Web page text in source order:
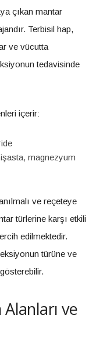
çıkan mantar
Terbisil hap,
ve vücutta
tedavisinde
içerir:
magnezyum
ve reçeteye
türlerine karşı etkili
edilmektedir.
türüne ve
ve